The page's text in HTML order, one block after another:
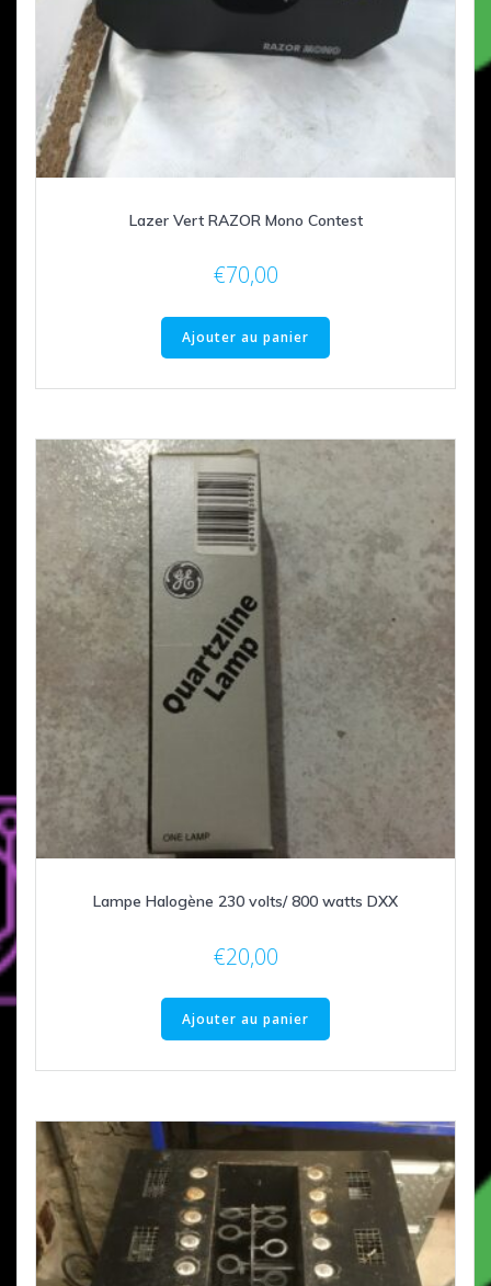
Lazer Vert RAZOR Mono Contest
€70,00
Ajouter au panier
Lampe Halogène 230 volts/ 800 watts DXX
€20,00
Ajouter au panier